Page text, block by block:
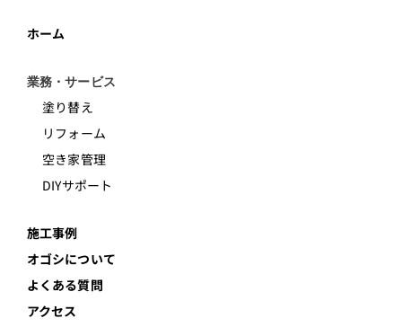
ホーム
業務・サービス
塗り替え
リフォーム
空き家管理
DIYサポート
施工事例
オゴシについて
よくある質問
アクセス